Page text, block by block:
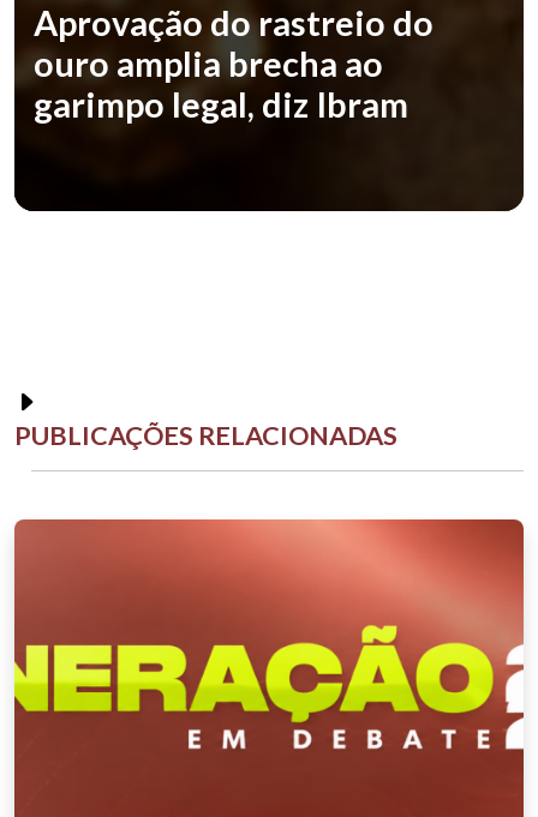
Aprovação do rastreio do
ouro amplia brecha ao
garimpo legal, diz Ibram
PUBLICAÇÕES RELACIONADAS